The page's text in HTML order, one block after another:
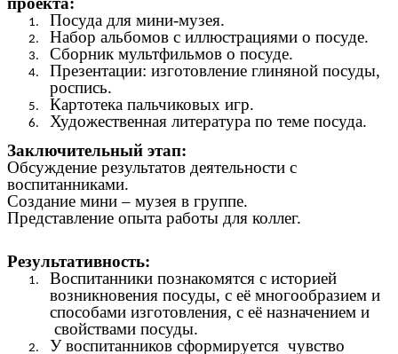
Посуда для мини-музея.
Набор альбомов с иллюстрациями о посуде.
Сборник мультфильмов о посуде.
Презентации: изготовление глиняной посуды,
роспись.
Картотека пальчиковых игр.
Художественная литература по теме посуда.
Заключительный этап:
Обсуждение результатов деятельности с
воспитанниками.
Создание мини – музея в группе.
Представление опыта работы для коллег.
Результативность:
Воспитанники познакомятся с историей
возникновения посуды, с её многообразием и
способами изготовления, с её назначением и
свойствами посуды.
У воспитанников сформируется чувство